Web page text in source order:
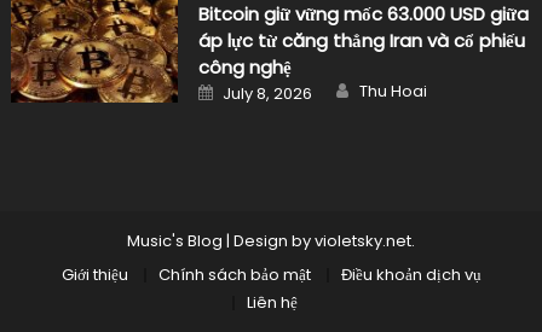
Bitcoin giữ vững mốc 63.000 USD giữa
áp lực từ căng thẳng Iran và cổ phiếu
công nghệ
Posted
on
July 8, 2026 Author
Thu Hoai
Music's Blog | Design byvioletsky.net.
Giới thiệu
Chính sách bảo mật
Điều khoản dịch vụ
Liên hệ